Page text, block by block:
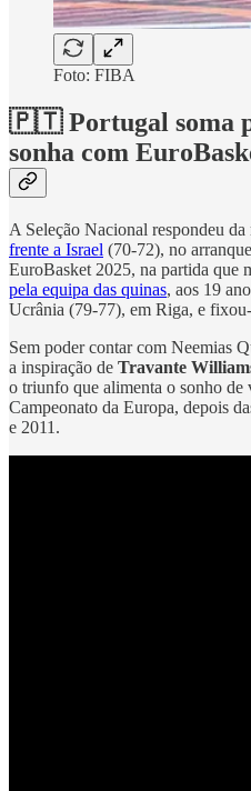
Foto: FIBA
🇵🇹 Portugal soma
sonha com
A Seleção Nacional respondeu
frente a Israel (70-72), no
EuroBasket 2025, na partida que
pela equipa das quinas, aos 19
Ucrânia (79-77), em Riga, e
Sem poder contar com Neemias
a inspiração de Travante
o triunfo que alimenta o sonho de
Campeonato da Europa, depois
e 2011.